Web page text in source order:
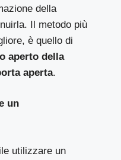
della
Il metodo più
è quello di
aperto della
aperta.
un
utilizzare un